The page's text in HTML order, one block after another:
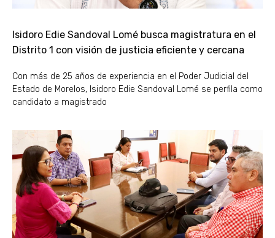
Isidoro Edie Sandoval Lomé busca magistratura en el
Distrito 1 con visión de justicia eficiente y cercana
Con más de 25 años de experiencia en el Poder Judicial del
Estado de Morelos, Isidoro Edie Sandoval Lomé se perfila como
candidato a magistrado